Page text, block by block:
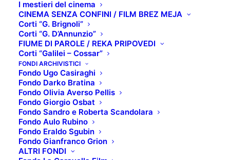
I mestieri del cinema
CINEMA SENZA CONFINI / FILM BREZ MEJA
Corti “G. Brignoli”
Corti “G. D’Annunzio”
FIUME DI PAROLE / REKA PRIPOVEDI
Corti “Galilei – Cossar”
FONDI ARCHIVISTICI
Fondo Ugo Casiraghi
Fondo Darko Bratina
Fondo Olivia Averso Pellis
Fondo Giorgio Osbat
Fondo Sandro e Roberta Scandolara
Fondo Aulo Rubino
Fondo Eraldo Sgubin
Fondo Gianfranco Grion
ALTRI FONDI
SCHEDA:
Autore : Ugo Casiraghi
Casa editrice : Sandro Teti, Associazione Palazzo del
Cinema – Hiša filma
Anno di edizione: 2017
Numero di pagine: 886 p.
SOMMARIO: